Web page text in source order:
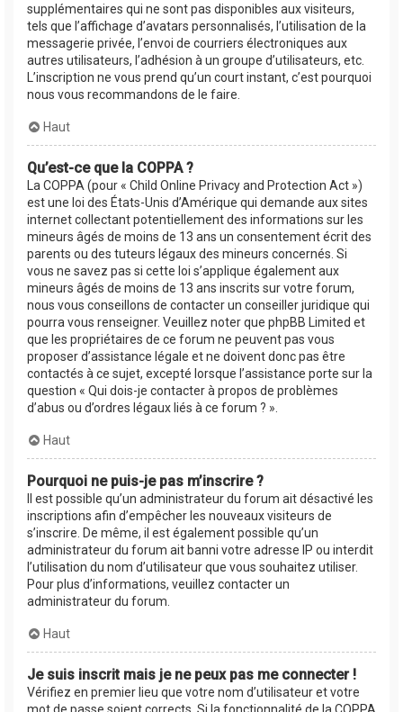
supplémentaires qui ne sont pas disponibles aux visiteurs,
tels que l’affichage d’avatars personnalisés, l’utilisation de la
messagerie privée, l’envoi de courriers électroniques aux
autres utilisateurs, l’adhésion à un groupe d’utilisateurs, etc.
L’inscription ne vous prend qu’un court instant, c’est pourquoi
nous vous recommandons de le faire.
Haut
Qu’est-ce que la COPPA ?
La COPPA (pour « Child Online Privacy and Protection Act »)
est une loi des États-Unis d’Amérique qui demande aux sites
internet collectant potentiellement des informations sur les
mineurs âgés de moins de 13 ans un consentement écrit des
parents ou des tuteurs légaux des mineurs concernés. Si
vous ne savez pas si cette loi s’applique également aux
mineurs âgés de moins de 13 ans inscrits sur votre forum,
nous vous conseillons de contacter un conseiller juridique qui
pourra vous renseigner. Veuillez noter que phpBB Limited et
que les propriétaires de ce forum ne peuvent pas vous
proposer d’assistance légale et ne doivent donc pas être
contactés à ce sujet, excepté lorsque l’assistance porte sur la
question « Qui dois-je contacter à propos de problèmes
d’abus ou d’ordres légaux liés à ce forum ? ».
Haut
Pourquoi ne puis-je pas m’inscrire ?
Il est possible qu’un administrateur du forum ait désactivé les
inscriptions afin d’empêcher les nouveaux visiteurs de
s’inscrire. De même, il est également possible qu’un
administrateur du forum ait banni votre adresse IP ou interdit
l’utilisation du nom d’utilisateur que vous souhaitez utiliser.
Pour plus d’informations, veuillez contacter un
administrateur du forum.
Haut
Je suis inscrit mais je ne peux pas me connecter !
Vérifiez en premier lieu que votre nom d’utilisateur et votre
mot de passe soient corrects. Si la fonctionnalité de la COPPA